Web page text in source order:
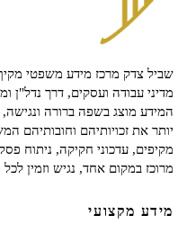
שביל צדק מרכז מידע משפטי
מדיני עבודה ועסקים, דרך נדל"ן
המידע מוצג בשפה ברורה
יותר את זכויותיהם וחובותיהם
מקיפים, עדכוני חקיקה, ניתוח
מרוכז במקום אחד, נגיש וזמין
מידע מקצועי